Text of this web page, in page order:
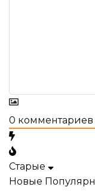
0 комментариев
Старые
Новые